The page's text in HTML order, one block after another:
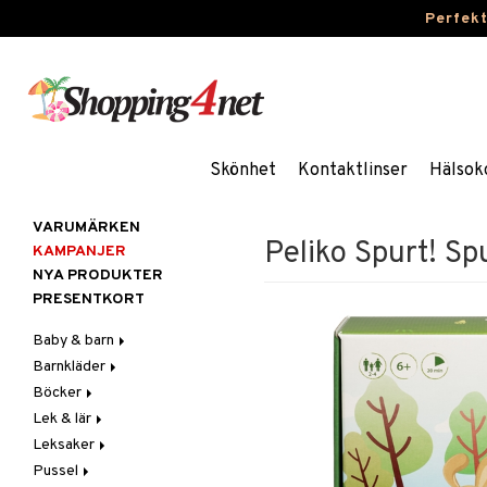
Skönhet Kontaktlinser
Peliko Spurt!
VARUMÄRKEN
KAMPANJER
NYA PRODUKTER
PRESENTKORT
Baby & barn
Accessoarer
För håret
Hattar & Mössor
Övrigt
Plånböcker
Aktivitet
Babygym
Babysitters
Bit & Skallra
Äta
Barnservis
Haklappar
Badrockar & Handdukar
Barnvagnstillbehör
Barnkläder
Accessoarer
Kepsar & Solhattar
Badkläder & UV-kläder
Klänningar
Nederdelar
Böcker
Dagböcker
Läs & Lär
Målarböcker
Lek & lär
Experiment
Inlärningsspel
Leksaker
Adventskalendrar
Pussel